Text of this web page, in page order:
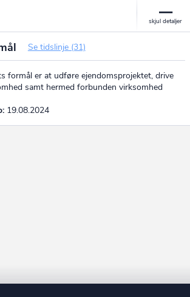
Se tidslinje (31)
formål er at udføre ejendomsprojektet, drive
samt hermed forbunden virksomhed
19.08.2024